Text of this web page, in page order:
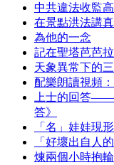
中共違法收監
在景點洪法講
為他的一念
記在聖塔芭芭
天象異常下的
配樂朗讀視頻
上士的回答——
答》
「名」娃娃現
「好壞出自人
煉兩個小時抱